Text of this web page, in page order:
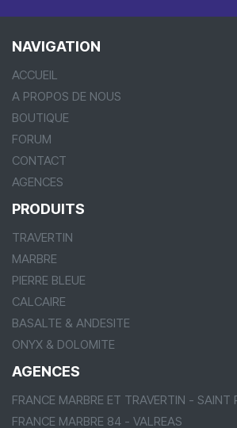
NAVIGATION
ACCUEIL
A PROPOS DE NOUS
BOUTIQUE
FORUM
CONTACT
AGENCES
PRODUITS
TRAVERTIN
MARBRE
PIERRE BLEUE
CALCAIRE
BASALTE & ANDESITE
ONYX & DOLOMITE
AGENCES
FRANCE MARBRE ET TRAVERTIN - SAINT
FRANCE MARBRE 84 - VALREAS